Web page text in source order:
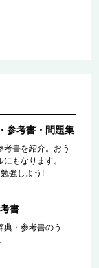
参考書・問題集
書を紹介。おう
もなります。
強しよう!
書
典・参考書のう